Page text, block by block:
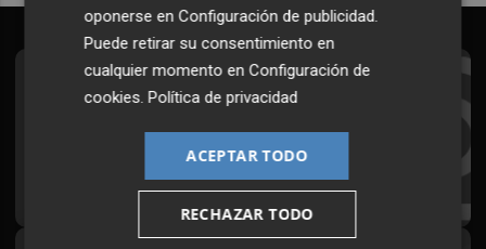
Suscríbete al Boletín
Todos los días a primera hora en tu email
¡Quiero suscribirme!
oponerse enConfiguración de publicidad.
Puede retirar su consentimiento en
cualquier momento enConfiguración de
cookies.Política de privacidad
ACEPTAR TODO
RECHAZAR TODO